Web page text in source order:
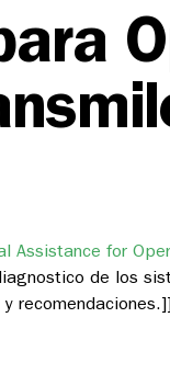
de los
recomendaciones.